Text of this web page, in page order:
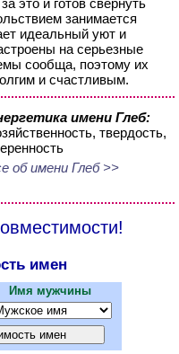
это и готов свернуть
занимается
идеальный уют и
на серьезные
сообща, поэтому их
и счастливым.
имени Глеб:
твердость,
об имени Глеб >>
имен
Имя мужчины